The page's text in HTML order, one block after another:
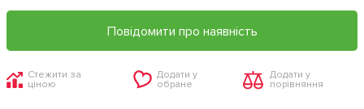
Повідомити про наявність
Стежити за
ціною
Додати у
обране
Додати у
порівняння